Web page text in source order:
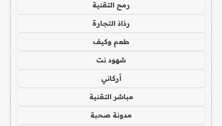
رمح التقنية
رذاذ التجارة
طعم وكيف
شهود نت
أركاني
مباشر التقنية
مدونة صحبة